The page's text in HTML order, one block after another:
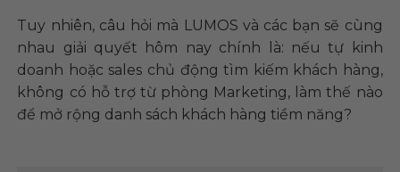
Tuy nhiên, câu hỏi mà LUMOS và các bạn sẽ cùng
nhau giải quyết hôm nay chính là: nếu tự kinh
doanh hoặc sales chủ động tìm kiếm khách hàng,
không có hỗ trợ từ phòng Marketing, làm thế nào
để mở rộng danh sách khách hàng tiềm năng?